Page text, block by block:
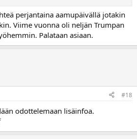
perjantaina aamupäivällä jotakin
Viime vuonna oli neljän Trumpan
Palataan asiaan.
#18
odottelemaan lisäinfoa.